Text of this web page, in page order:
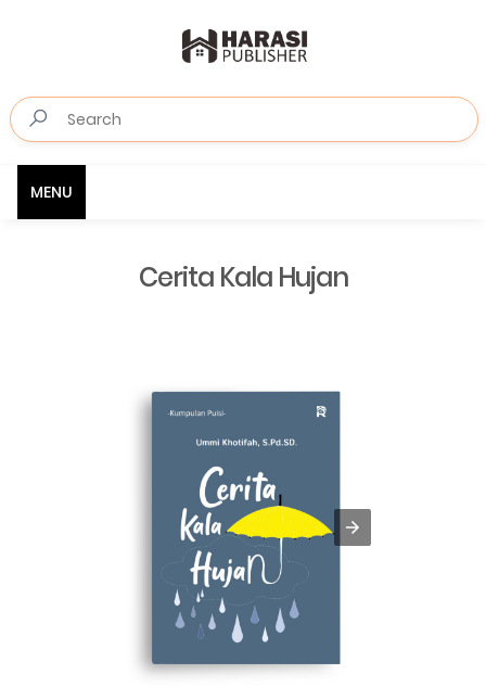
MENU
Cerita Kala Hujan